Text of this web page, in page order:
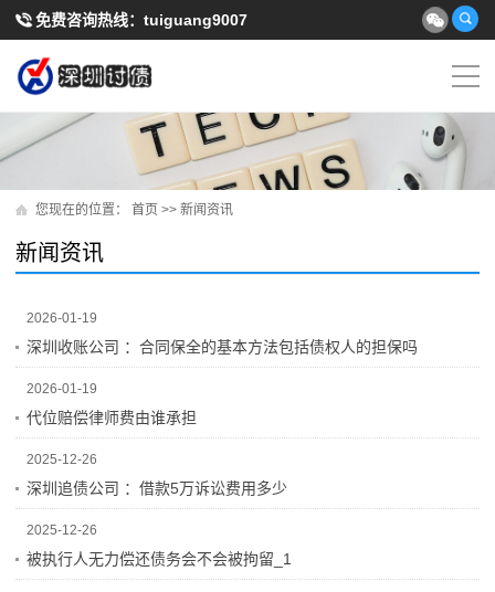
免费咨询热线： tuiguang9007
您现在的位置： 首页 >> 新闻资讯
新闻资讯
2026-01-19
深圳收账公司 ：合同保全的基本方法包括债权人的担保吗
2026-01-19
代位赔偿律师费由谁承担
2025-12-26
深圳追债公司 ：借款5万诉讼费用多少
2025-12-26
被执行人无力偿还债务会不会被拘留_1